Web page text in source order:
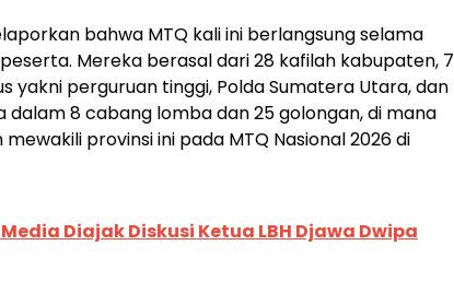
bahwa MTQ kali ini berlangsung selama
peserta. Mereka berasal dari 28 kafilah kabupaten, 7
yakni perguruan tinggi, Polda Sumatera Utara, dan
dalam 8 cabang lomba dan 25 golongan, di mana
provinsi ini pada MTQ Nasional 2026 di
Diajak Diskusi Ketua LBH Djawa Dwipa